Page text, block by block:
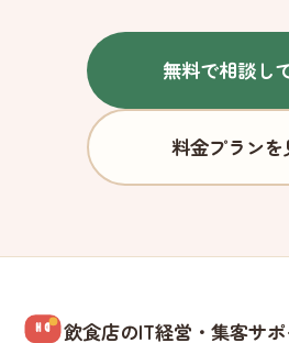
無料で相談し
料金プランを
飲食店のIT経営・集客サ